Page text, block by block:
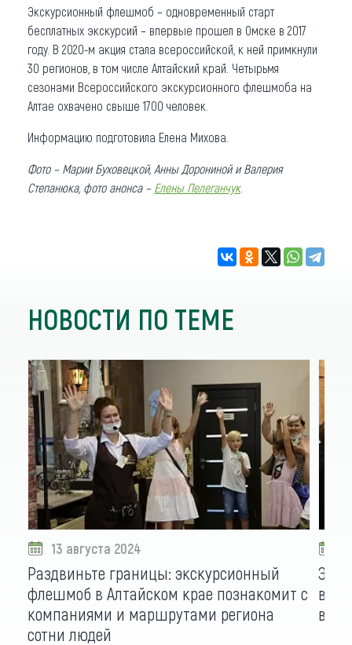
Экскурсионный флешмоб – одновременный старт
бесплатных экскурсий – впервые прошел в Омске в 2017
году. В 2020-м акция стала всероссийской, к ней примкнули
30 регионов, в том числе Алтайский край. Четырьмя
сезонами Всероссийского экскурсионного флешмоба на
Алтае охвачено свыше 1700 человек.
Информацию подготовила Елена Михова.
Фото – Марии Буховецкой, Анны Дорониной и Валерия
Степанюка, фото анонса – Елены Пелеганчук.
НОВОСТИ ПО ТЕМЕ
13 августа 2024
Раздвиньте границы: экскурсионный
флешмоб в Алтайском крае познакомит с
компаниями и маршрутами региона
сотни людей